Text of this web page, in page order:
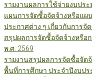
รายงานผลการใช้จ่ายงบปร
แผนการจัดซื้อจัดจ้างหรือแผ
ประกาศต่าง ๆ เกี่ยวกับการ
สรุปผลการจัดซื้อจัดจ้างหรือ
พ.ศ. 2569
รายงานสรุปผลการจัดซื้อจัด
พื้นที่การศึกษา ประจำปีงบป